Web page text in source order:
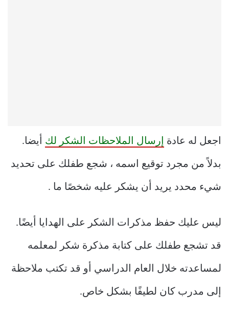
اجعل له عادة إرسال الملاحظات الشكر لك أيضا.
بدلاً من مجرد توقيع اسمه ، شجع طفلك على تحديد
شيء محدد يريد أن يشكر عليه شخصًا ما .
ليس عليك حفظ مذكرات الشكر على الهدايا أيضًا.
قد تشجع طفلك على كتابة مذكرة شكر لمعلمه
لمساعدته خلال العام الدراسي أو قد تكتب ملاحظة
إلى مدرب كان لطيفًا بشكل خاص.